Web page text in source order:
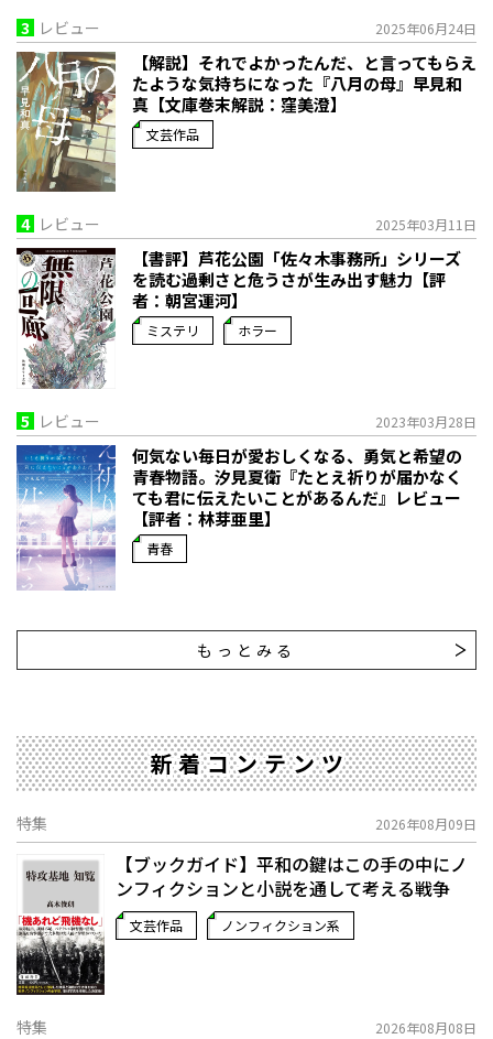
3 レビュー 2025年06月24日
【解説】それでよかったんだ、と言ってもらえ
たような気持ちになった――『八月の母』早見和
真【文庫巻末解説：窪美澄】
文芸作品
4 レビュー 2025年03月11日
【書評】芦花公園「佐々木事務所」シリーズ
を読む――過剰さと危うさが生み出す魅力【評
者：朝宮運河】
ミステリ ホラー
5 レビュー 2023年03月28日
何気ない毎日が愛おしくなる、勇気と希望の
青春物語。――汐見夏衛『たとえ祈りが届かなく
ても君に伝えたいことがあるんだ』レビュー
【評者：林芽亜里】
青春
もっとみる
新着コンテンツ
特集 2026年08月09日
【ブックガイド】平和の鍵はこの手の中に――ノ
ンフィクションと小説を通して考える戦争
文芸作品 ノンフィクション系
特集 2026年08月08日